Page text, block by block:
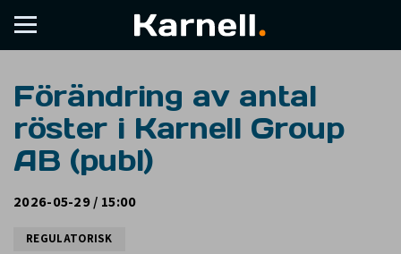
Förändring av antal
röster i Karnell Group
AB (publ)
2026-05-29 / 15:00
REGULATORISK